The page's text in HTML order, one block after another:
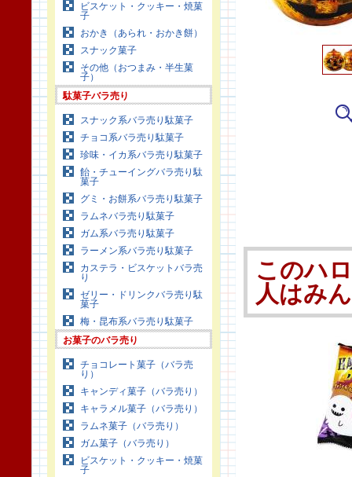
ビスケット・クッキー・焼菓
子
おかき（あられ・おかき餅）
スナック菓子
その他（おつまみ・半生菓
子）
駄菓子バラ売り
スナック系バラ売り駄菓子
チョコ系バラ売り駄菓子
珍味・イカ系バラ売り駄菓子
飴・チューイングバラ売り駄
菓子
グミ・お餅系バラ売り駄菓子
ラムネバラ売り駄菓子
ガム系バラ売り駄菓子
ラーメン系バラ売り駄菓子
カステラ・ビスケットバラ売
り
ゼリー・ドリンクバラ売り駄
菓子
梅・昆布系バラ売り駄菓子
お菓子のバラ売り
チョコレート菓子（バラ売
り）
キャンディ菓子（バラ売り）
キャラメル菓子（バラ売り）
ラムネ菓子（バラ売り）
ガム菓子（バラ売り）
ビスケット・クッキー・焼菓
子
このハ
人はみ